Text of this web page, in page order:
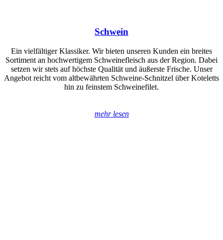
Schwein
Ein vielfältiger Klassiker. Wir bieten unseren Kunden ein breites
Sortiment an hochwertigem Schweinefleisch aus der Region. Dabei
setzen wir stets auf höchste Qualität und äußerste Frische. Unser
Angebot reicht vom altbewährten Schweine-Schnitzel über Koteletts
hin zu feinstem Schweinefilet.
mehr lesen